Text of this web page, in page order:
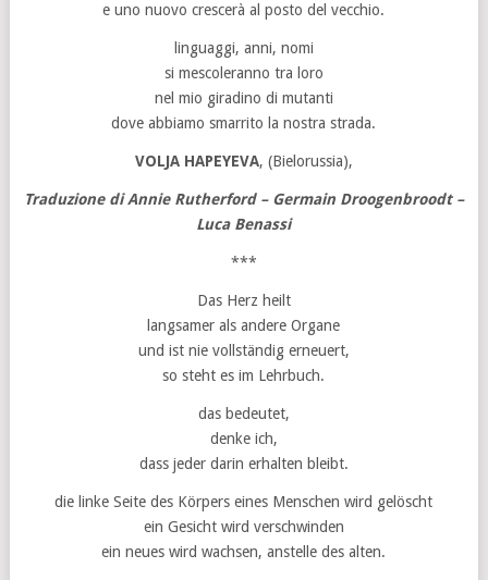
e uno nuovo crescerà al posto del vecchio.
linguaggi, anni, nomi
si mescoleranno tra loro
nel mio giradino di mutanti
dove abbiamo smarrito la nostra strada.
VOLJA HAPEYEVA, (Bielorussia),
Traduzione di Annie Rutherford – Germain Droogenbroodt –
Luca Benassi
***
Das Herz heilt
langsamer als andere Organe
und ist nie vollständig erneuert,
so steht es im Lehrbuch.
das bedeutet,
denke ich,
dass jeder darin erhalten bleibt.
die linke Seite des Körpers eines Menschen wird gelöscht
ein Gesicht wird verschwinden
ein neues wird wachsen, anstelle des alten.